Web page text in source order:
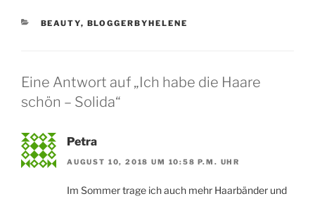
KATEGORIEN
BEAUTY, BLOGGERBYHELENE
Eine Antwort auf „Ich habe die Haare
schön – Solida“
Petra
AUGUST 10, 2018 UM 10:58 P.M. UHR
Im Sommer trage ich auch mehr Haarbänder und